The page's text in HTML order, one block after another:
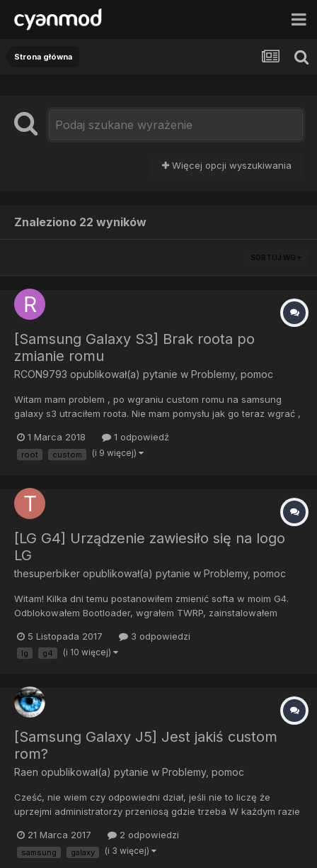
Strona główna
Więcej opcji wyszukiwania
Znaleziono 22 wyników
SORTUJ WG
[Samsung Galaxy S3] Brak roota po
zmianie romu
RCON9793 opublikował(a) pytanie w Problemy, pomoc
Witam mam problem , po wgraniu custom romu na samsung
galaxy s3 utraciłem roota. Nie mam pomysłu jak go teraz wgrać ,
4.3. Ma ktoś jakiś pomysł jak wgrać roota?
1 Marca 2018 1 odpowiedź
root custom (i 9 więcej)
[LG G4] Urządzenie zawiesiło się na logo
LG
thesuperbiker opublikował(a) pytanie w Problemy, pomoc
Witam! Kilka dni temu postanowiłem zmienić softa w moim G4.
Odblokowałem Bootloader, wgrałem TWRP, zainstalowałem
wyłaczył i załapał bootlopa. Chciałem przez TWRP zmienić softa
na innego, ale niestety recovery się nie wczytało :/ Postan...
5 Listopada 2017 3 odpowiedzi
lg g4 (i 10 więcej)
[Samsung Galaxy J5] Jest jakiś custom
rom?
Raen opublikował(a) pytanie w Problemy, pomoc
Cześć, nie wiem czy odpowiedni dział, jeśli nie to liczę że
uprzejmi administratorzy przeniosą gdzie trzeba W każdym razie
Szukałem po xda ale jest tylko do J500 a ja właśnie wziąłem
sobie J510 :c Zależy mi na tym bo fabryczny...
21 Marca 2017 2 odpowiedzi
samsung galaxy (i 3 więcej)